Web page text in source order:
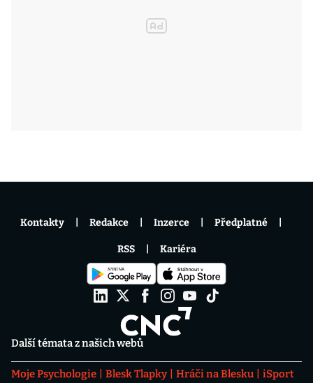
Další témata z našich webů
Moje Psychologie Blesk Tlapky Hráči na Blesku
iSport
Kontakty Redakce Inzerce Předplatné
RSS Kariéra